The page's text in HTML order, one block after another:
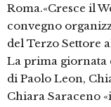
Roma.«Cresce il
convegno
del Terzo Settore
La prima giornata
di Paolo Leon,
Chiara Saraceno